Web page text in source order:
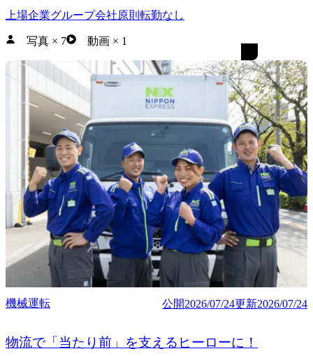
上場企業グループ会社原則転勤なし
写真 × 7 動画 × 1
機械運転 公開2026/07/24更新2026/07/24
物流で「当たり前」を支えるヒーローに！